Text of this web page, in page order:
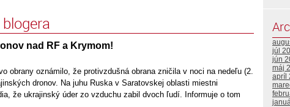
nad RF a Krymom!
obrany oznámilo, že protivzdušná obrana zničila v noci na nedeľu (2.
dronov. Na juhu Ruska v Saratovskej oblasti miestni
že ukrajinský úder zo vzduchu zabil dvoch ľudí. Informuje o tom
júl
jún
máj
apríl